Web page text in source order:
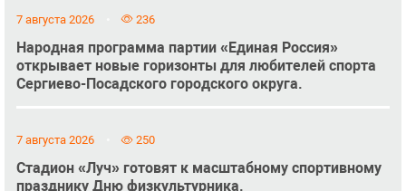
7 августа 2026 236
Народная программа партии «Единая Россия»
открывает новые горизонты для любителей спорта
Сергиево-Посадского городского округа.
7 августа 2026 250
Стадион «Луч» готовят к масштабному спортивному
празднику Дню физкультурника.